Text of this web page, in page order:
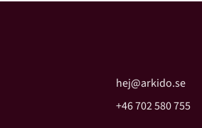
hej@arkido.se
+46 702 580 755